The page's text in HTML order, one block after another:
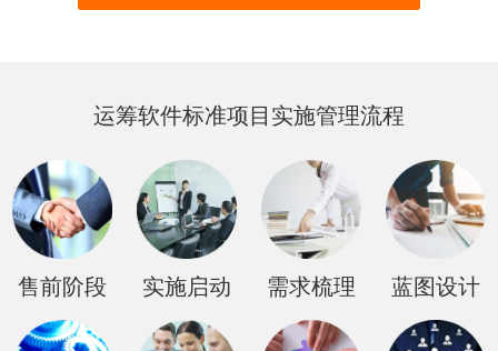
运筹软件标准项目实施管理流程
售前阶段 实施启动 需求梳理 蓝图设计